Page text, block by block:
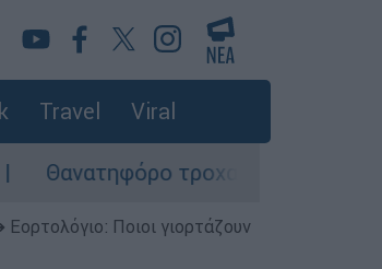
Travel Viral
τροχαίο στις Σέρρες:
Εορτολόγιο: Ποιοι γιορτάζουν